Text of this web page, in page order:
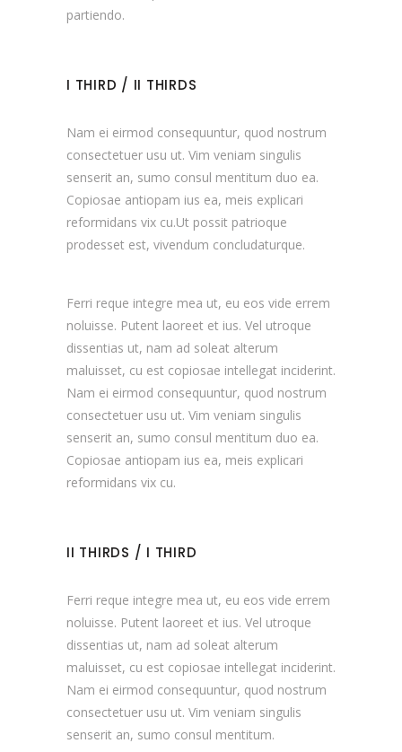
partiendo.
I THIRD / II THIRDS
Nam ei eirmod consequuntur, quod nostrum
consectetuer usu ut. Vim veniam singulis
senserit an, sumo consul mentitum duo ea.
Copiosae antiopam ius ea, meis explicari
reformidans vix cu.Ut possit patrioque
prodesset est, vivendum concludaturque.
Ferri reque integre mea ut, eu eos vide errem
noluisse. Putent laoreet et ius. Vel utroque
dissentias ut, nam ad soleat alterum
maluisset, cu est copiosae intellegat inciderint.
Nam ei eirmod consequuntur, quod nostrum
consectetuer usu ut. Vim veniam singulis
senserit an, sumo consul mentitum duo ea.
Copiosae antiopam ius ea, meis explicari
reformidans vix cu.
II THIRDS / I THIRD
Ferri reque integre mea ut, eu eos vide errem
noluisse. Putent laoreet et ius. Vel utroque
dissentias ut, nam ad soleat alterum
maluisset, cu est copiosae intellegat inciderint.
Nam ei eirmod consequuntur, quod nostrum
consectetuer usu ut. Vim veniam singulis
senserit an, sumo consul mentitum.